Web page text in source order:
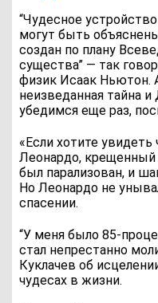
“Чудесное
могут быть
создан по плану
существа” — так
физик Исаак Ньютон.
неизведанная тайна
убедимся еще раз,
«Если хотите
Леонардо, крещенный
был парализован, и
Но Леонардо не
спасении.
“У меня было 85-
стал непрестанно
Куклачев об
чудесах в жизни.